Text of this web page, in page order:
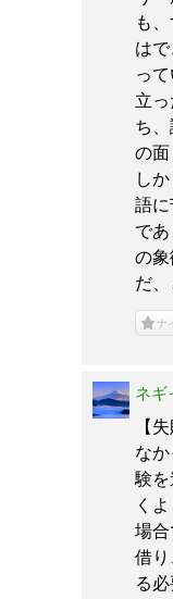
も
は
っ
立
ち
の面
し
語
で
の象
だ、
ナ
ネギ
【
な
験を
く
場
借
る